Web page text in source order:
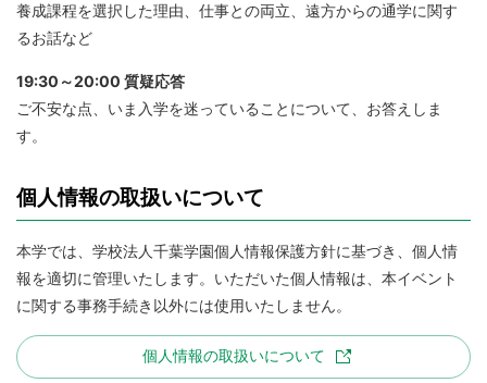
養成課程を選択した理由、仕事との両立、遠方からの通学に関す
るお話など
19:30～20:00 質疑応答
ご不安な点、いま入学を迷っていることについて、お答えしま
す。
個人情報の取扱いについて
本学では、学校法人千葉学園個人情報保護方針に基づき、個人情
報を適切に管理いたします。いただいた個人情報は、本イベント
に関する事務手続き以外には使用いたしません。
個人情報の取扱いについて